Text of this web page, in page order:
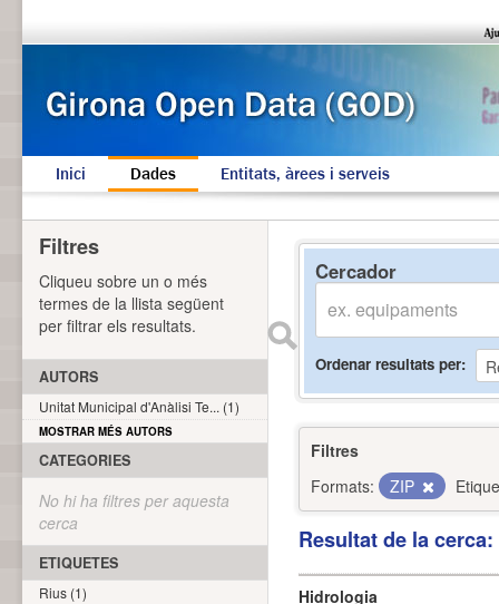
Inici Dades Entitats, àrees i serveis
Cercador
Ordenar resultats per
Filtres
Formats:
ZIP
Resultat de la
Hidrologia
Filtres
Cliqueu sobre un o més
termes de la llista següent
per filtrar els resultats.
AUTORS
Unitat Municipal d'Anàlisi Te... (1)
MOSTRAR MÉS AUTORS
CATEGORIES
No hi ha filtres per aquesta
cerca
ETIQUETES
Rius (1)